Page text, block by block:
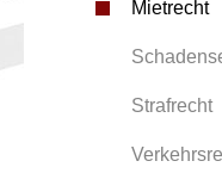
Mietrecht
Strafrecht